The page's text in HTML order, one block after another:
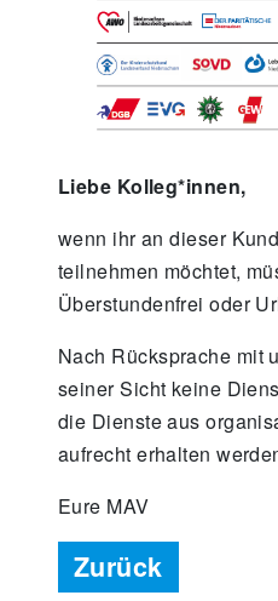
Liebe Kolleg*innen,
wenn ihr an dieser
teilnehmen möchtet,
Überstundenfrei oder
Nach Rücksprache mit
seiner Sicht keine
die Dienste aus
aufrecht erhalten
Eure MAV
Zurück